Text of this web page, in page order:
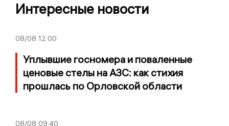
Интересные новости
08/08 12:00
Уплывшие госномера и поваленные
ценовые стелы на АЗС: как стихия
прошлась по Орловской области
08/08 09:40